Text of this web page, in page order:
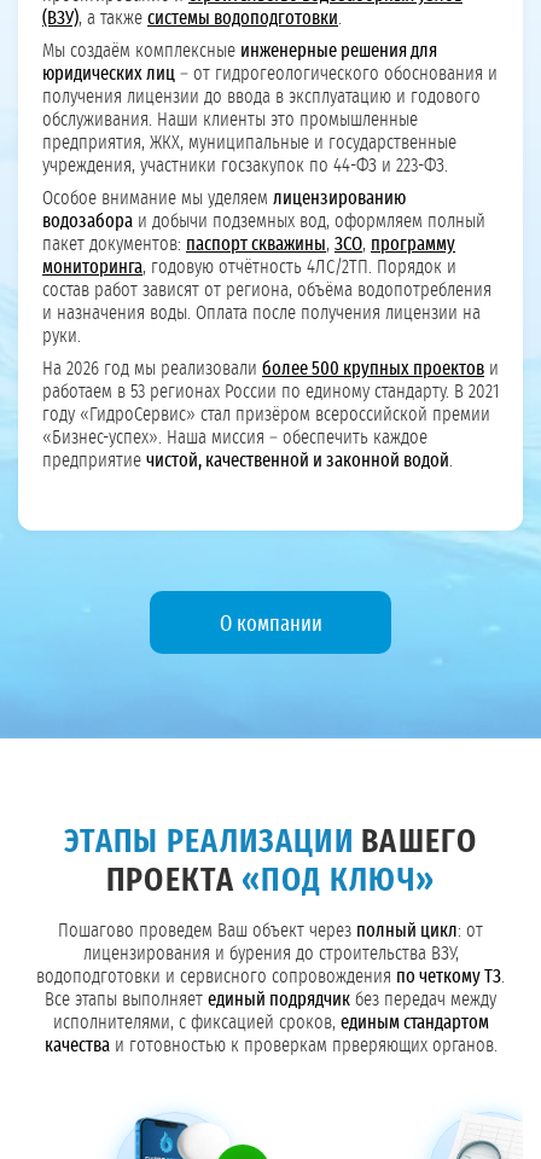
(ВЗУ), а также системы водоподготовки.
Мы создаём комплексные инженерные решения для
юридических лиц – от гидрогеологического обоснования и
получения лицензии до ввода в эксплуатацию и годового
обслуживания. Наши клиенты это промышленные
предприятия, ЖКХ, муниципальные и государственные
учреждения, участники госзакупок по 44-ФЗ и 223-ФЗ.
Особое внимание мы уделяем лицензированию
водозабора и добычи подземных вод, оформляем полный
пакет документов: паспорт скважины, ЗСО, программу
мониторинга, годовую отчётность 4ЛС/2ТП. Порядок и
состав работ зависят от региона, объёма водопотребления
и назначения воды. Оплата после получения лицензии на
руки.
На 2026 год мы реализовали более 500 крупных проектов и
работаем в 53 регионах России по единому стандарту. В 2021
году «ГидроСервис» стал призёром всероссийской премии
«Бизнес-успех». Наша миссия – обеспечить каждое
предприятие чистой, качественной и законной водой.
О компании
ЭТАПЫ РЕАЛИЗАЦИИ ВАШЕГО
ПРОЕКТА «ПОД КЛЮЧ»
Пошагово проведем Ваш объект через полный цикл: от
лицензирования и бурения до строительства ВЗУ,
водоподготовки и сервисного сопровождения по четкому ТЗ.
Все этапы выполняет единый подрядчик без передач между
исполнителями, с фиксацией сроков, единым стандартом
качестваи готовностью к проверкам прверяющих органов.